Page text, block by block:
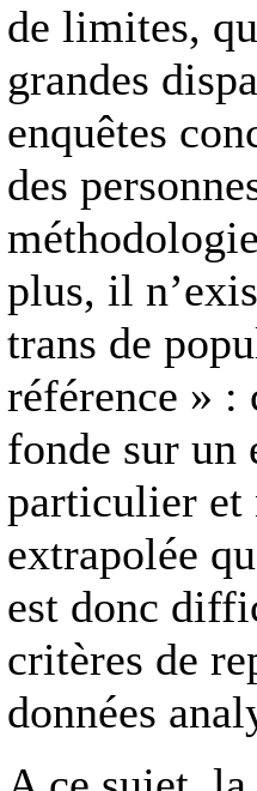
de limites,
grandes
enquêtes
des
plus, il
trans de
référence » :
fonde sur un
particulier et
extrapolée
est donc
critères de
données